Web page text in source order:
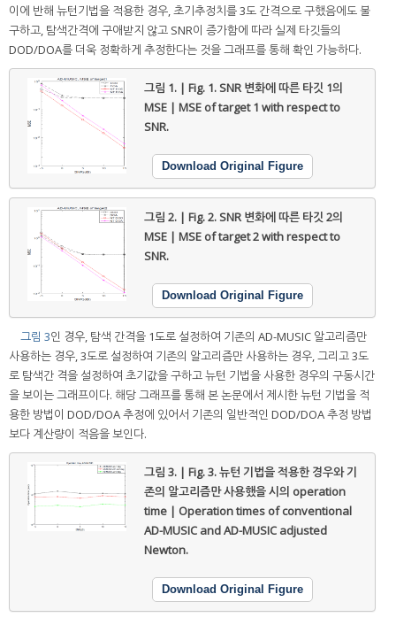
이에 반해 뉴턴기법을 적용한 경우, 초기추정치를 3도 간격으로 구했음에도 불
구하고, 탐색간격에 구애받지 않고 SNR이 증가함에 따라 실제 타깃들의
DOD/DOA를 더욱 정확하게 추정한다는 것을 그래프를 통해 확인 가능하다.
그림 1. | Fig. 1.SNR 변화에 따른 타깃 1의
MSE | MSE of target 1 with respect to
SNR.
Download Original Figure
그림 2. | Fig. 2.SNR 변화에 따른 타깃 2의
MSE | MSE of target 2 with respect to
SNR.
Download Original Figure
그림 3인 경우, 탐색 간격을 1도로 설정하여 기존의 AD-MUSIC 알고리즘만
사용하는 경우, 3도로 설정하여 기존의 알고리즘만 사용하는 경우, 그리고 3도
로 탐색간 격을 설정하여 초기값을 구하고 뉴턴 기법을 사용한 경우의 구동시간
을 보이는 그래프이다. 해당 그래프를 통해 본 논문에서 제시한 뉴턴 기법을 적
용한 방법이 DOD/DOA 추정에 있어서 기존의 일반적인 DOD/DOA 추정 방법
보다 계산량이 적음을 보인다.
그림 3. | Fig. 3.뉴턴 기법을 적용한 경우와 기
존의 알고리즘만 사용했을 시의 operation
time | Operation times of conventional
AD-MUSIC and AD-MUSIC adjusted
Newton.
Download Original Figure